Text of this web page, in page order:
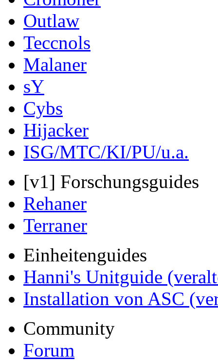
Outlaw
Teccnols
Malaner
sY
Cybs
Hijacker
ISG/MTC/KI/PU/u.a.
[v1] Forschungsguides
Rehaner
Terraner
Einheitenguides
Hanni's Unitguide
Installation von ASC
Community
Forum